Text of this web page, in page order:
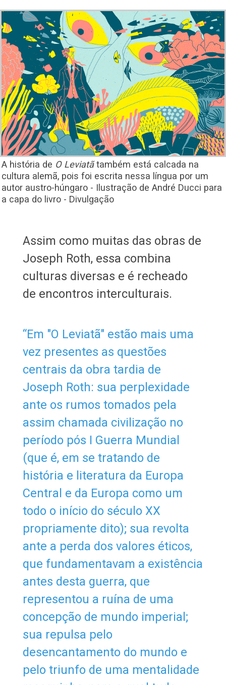
A história de O Leviatãtambém está calcada na
cultura alemã, pois foi escrita nessa língua por um
autor austro-húngaro - Ilustração de André Ducci para
a capa do livro - Divulgação
​​​​​​​​​​​​​​​​​​​​​Assim como muitas das obras de
Joseph Roth, essa combina
culturas diversas e é recheado
de encontros interculturais.
​​​​​​​“Em "O Leviatã" estão mais uma
vez presentes as questões
centrais da obra tardia de
Joseph Roth: sua perplexidade
ante os rumos tomados pela
assim chamada civilização no
período pós I Guerra Mundial
(que é, em se tratando de
história e literatura da Europa
Central e da Europa como um
todo o início do século XX
propriamente dito); sua revolta
ante a perda dos valores éticos,
que fundamentavam a existência
antes desta guerra, que
representou a ruína de uma
concepção de mundo imperial;
sua repulsa pelo
desencantamento do mundo e
pelo triunfo de uma mentalidade